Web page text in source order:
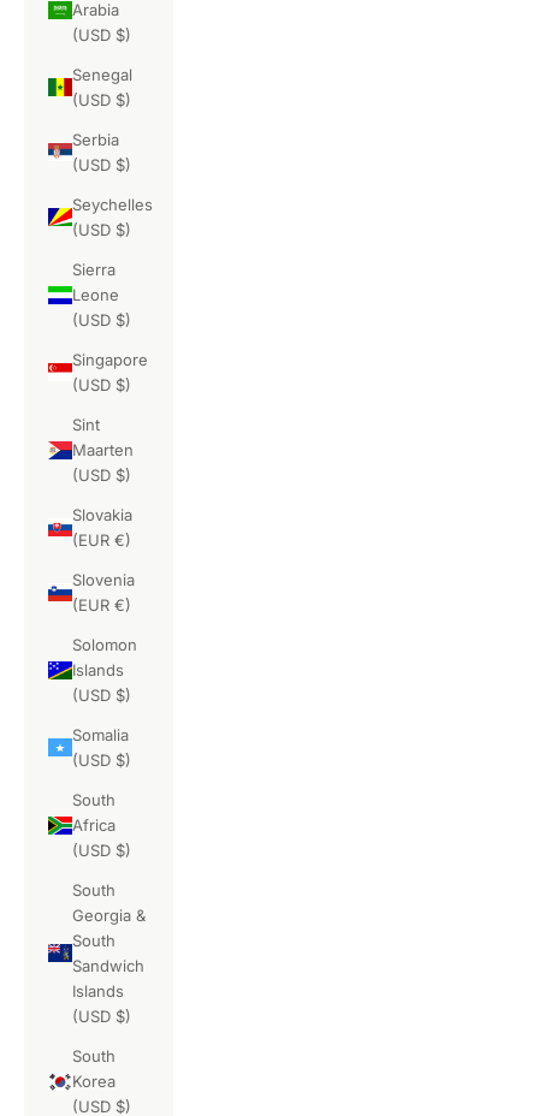
Arabia
(USD $)
Senegal
(USD $)
Serbia
(USD $)
Seychelles
(USD $)
Sierra
Leone
(USD $)
Singapore
(USD $)
Sint
Maarten
(USD $)
Slovakia
(EUR €)
Slovenia
(EUR €)
Solomon
Islands
(USD $)
Somalia
(USD $)
South
Africa
(USD $)
South
Georgia &
South
Sandwich
Islands
(USD $)
South
Korea
(USD $)